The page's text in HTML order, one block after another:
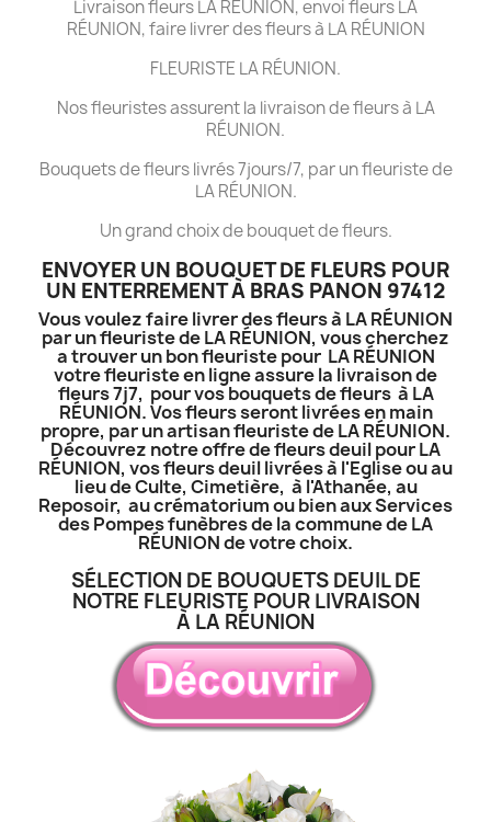
Livraison fleurs LA RÉUNION, envoi fleurs LA
RÉUNION, faire livrer des fleurs à LA RÉUNION
FLEURISTE LA RÉUNION.
Nos fleuristes assurent la livraison de fleurs à LA
RÉUNION.
Bouquets de fleurs livrés 7jours/7, par un fleuriste de
LA RÉUNION.
Un grand choix de bouquet de fleurs.
ENVOYER UN BOUQUET DE FLEURS POUR
UN ENTERREMENT À BRAS PANON 97412
Vous voulez faire livrer des fleurs à LA RÉUNION
par un fleuriste de LA RÉUNION, vous cherchez
a trouver un bon fleuriste pour LA RÉUNION
votre fleuriste en ligne assure la livraison de
fleurs 7j7, pour vos bouquets de fleurs à LA
RÉUNION. Vos fleurs seront livrées en main
propre, par un artisan fleuriste de LA RÉUNION.
Découvrez notre offre de fleurs deuil pour LA
RÉUNION, vos fleurs deuil livrées à l'Eglise ou au
lieu de Culte, Cimetière, à l'Athanée, au
Reposoir, au crématorium ou bien aux Services
des Pompes funèbres de la commune de LA
RÉUNION de votre choix.
SÉLECTION DE BOUQUETS DEUIL DE
NOTRE FLEURISTE POUR LIVRAISON
À LA RÉUNION